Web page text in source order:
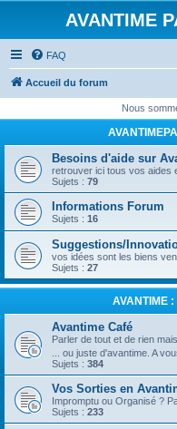
AVANTIME
FAQ
Accueil du forum
Nous
Besoins d'aide sur
retrouver ici tous vos aides
Sujets : 79
Informations Forum
Sujets : 16
Suggestions/
vos idées sont les biens
Sujets : 27
AVANTIME
Avantime Café
Parler de tout et de rien
... ou juste d'avantime. A
Sujets : 384
Vos Sorties en
Impromptu ou Organisé ?
Sujets : 233